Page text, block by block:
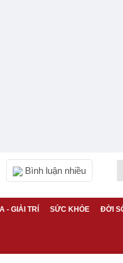
Bình luận nhiều
- GIẢI TRÍ SỨC KHỎE ĐỜI